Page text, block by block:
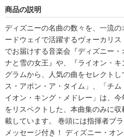
商品の説明
ディズニーの名曲の数々を、一流
ードウェイで活躍するヴォーカリ
でお届けする音楽会『ディズニー
ナと雪の女王』や、『ライオン・
グラムから、人気の曲をセレクト
ス・アポン・ア・タイム」、「チ
イオン・キング・メドレー」は、
をリスペクトした、本曲集のみに
載しています。 巻頭には指揮者ブ
メッセージ付き！ ディズニー・オ